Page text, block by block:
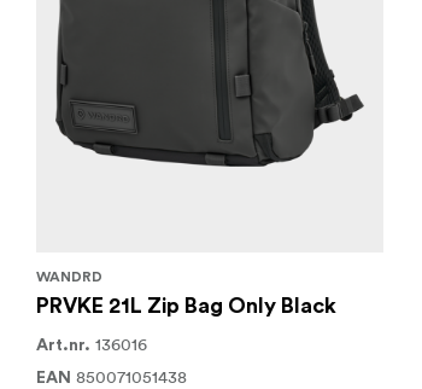
WANDRD
PRVKE 21L Zip Bag Only Black
Art.nr. 136016
EAN 850071051438